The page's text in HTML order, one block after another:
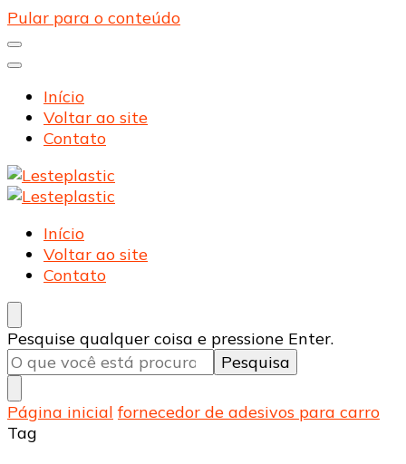
Pular para o conteúdo
Início
Voltar ao site
Contato
Lesteplastic
Blog – Lesteplastic
Lesteplastic
Blog – Lesteplastic
Início
Voltar ao site
Contato
Procurando
algo?
Pesquise qualquer coisa e pressione Enter.
Página inicial fornecedor de adesivos para carro
Tag